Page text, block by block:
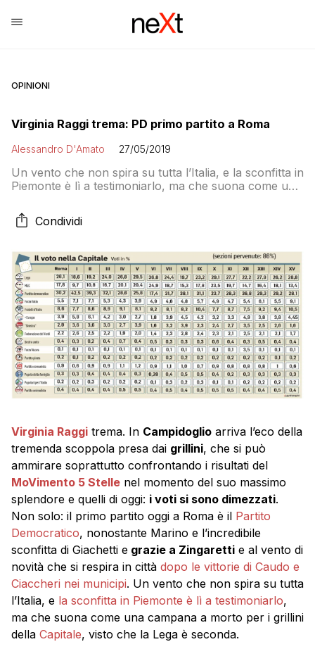
OPINIONI
Virginia Raggi trema: PD primo partito a Roma
Alessandro D'Amato 27/05/2019
Un vento che non spira su tutta l’Italia, e la sconfitta in
Piemonte è lì a testimoniarlo, ma che suona come una
Condividi
Virginia Raggi trema. In Campidoglio arriva l’eco della
tremenda scoppola presa dai grillini, che si può
ammirare soprattutto confrontando i risultati del
MoVimento 5 Stelle nel momento del suo massimo
splendore e quelli di oggi: i voti si sono dimezzati.
Non solo: il primo partito oggi a Roma è il Partito
Democratico, nonostante Marino e l’incredibile
sconfitta di Giachetti e grazie a Zingaretti e al vento di
novità che si respira in città dopo le vittorie di Caudo e
Ciaccheri nei municipi. Un vento che non spira su tutta
l’Italia, e la sconfitta in Piemonte è lì a testimoniarlo,
ma che suona come una campana a morto per i grillini
della Capitale, visto che la Lega è seconda.